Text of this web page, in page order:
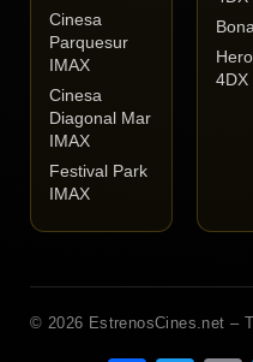
Cinesa
Parquesur
IMAX
Cinesa
Diagonal Mar
IMAX
Festival Park
IMAX
4DX
© 2026 EstrenosCines.net –